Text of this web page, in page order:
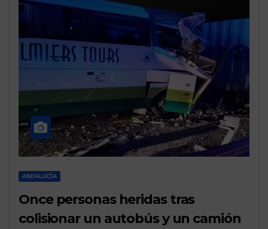
ANDALUCÍA
Once personas heridas tras
colisionar un autobús y un camión